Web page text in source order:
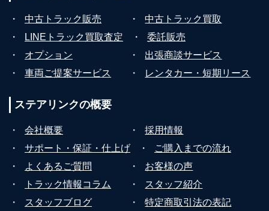
・ 中古トラック販売 ・
中古トラック買取
・
LINEトラック買取査定 ・
委託販売
・
オプション ・
出張商談サービス
・
車両ご提案サービス ・ レンタカー・短期リース
ステアリンクの概要
・ 会社概要 ・
採用情報
・
サポート・保証・仕上げ ・
ご購入までの流れ
・
よくあるご質問 ・
お客様の声
・
トラック情報コラム ・
スタッフ紹介
・
スタッフブログ ・
特定商取引法の表記